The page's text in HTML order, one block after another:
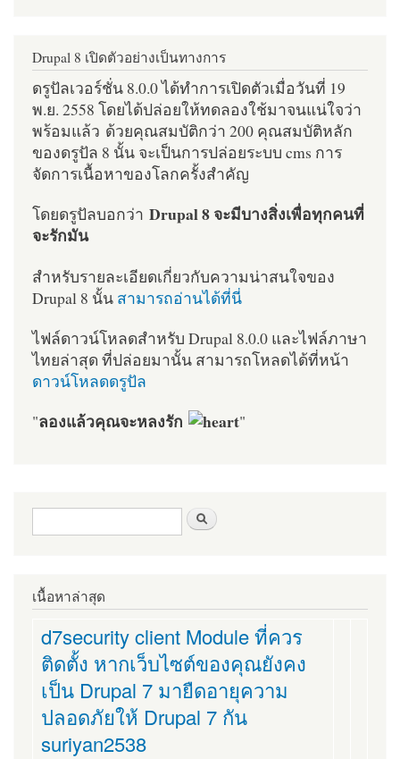
Drupal 8 เปิดตัวอย่างเป็นทางการ
ดรูปัลเวอร์ชั่น 8.0.0 ได้ทำการเปิดตัวเมื่อวันที่ 19
พ.ย. 2558 โดยได้ปล่อยให้ทดลองใช้มาจนแน่ใจว่า
พร้อมแล้ว ด้วยคุณสมบัติกว่า 200 คุณสมบัติหลัก
ของดรูปัล 8 นั้น จะเป็นการปล่อยระบบ cms การ
จัดการเนื้อหาของโลกครั้งสำคัญ
โดยดรูปัลบอกว่า Drupal 8 จะมีบางสิ่งเพื่อทุกคนที่
จะรักมัน
สำหรับรายละเอียดเกี่ยวกับความน่าสนใจของ
Drupal 8 นั้น สามารถอ่านได้ที่นี่
ไฟล์ดาวน์โหลดสำหรับ Drupal 8.0.0 และไฟล์ภาษา
ไทยล่าสุด ที่ปล่อยมานั้น สามารถโหลดได้ที่หน้า
ดาวน์โหลดดรูปัล
"ลองแล้วคุณจะหลงรัก "
ฟอร์มค้นหา
เนื้อหาล่าสุด
d7security client Module ที่ควร
ติดตั้ง หากเว็บไซต์ของคุณยังคง
เป็น Drupal 7 มายืดอายุความ
ปลอดภัยให้ Drupal 7 กัน
suriyan2538